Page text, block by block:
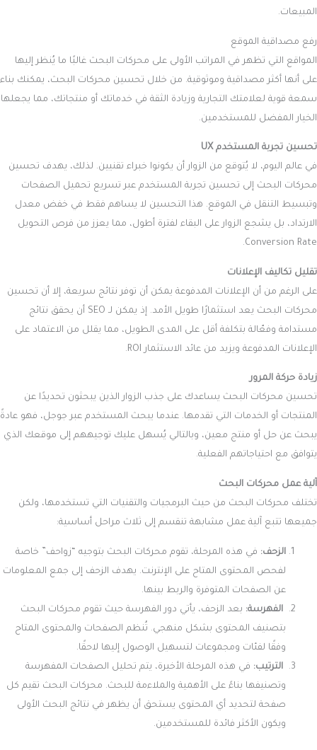
المبيعات.
رفع مصداقية الموقع
المواقع التي تظهر في المراتب الأولى على محركات البحث غالبًا ما يُنظر إليها
على أنها أكثر مصداقية وموثوقية. من خلال تحسين محركات البحث، يمكنك بناء
سمعة قوية لعلامتك التجارية وزيادة الثقة في خدماتك أو منتجاتك، مما يجعلها
الخيار المفضل للمستخدمين.
تحسين تجربة المستخدم UX
في عالم اليوم، لا يُتوقع من الزوار أن يكونوا خبراء تقنيين. لذلك، يهدف تحسين
محركات البحث إلى تحسين تجربة المستخدم عبر تسريع تحميل الصفحات
وتبسيط التنقل في الموقع. هذا التحسين لا يساهم فقط في خفض معدل
الارتداد، بل يشجع الزوار على البقاء لفترة أطول، مما يعزز من فرص التحويل
Conversion Rate.
تقليل تكاليف الإعلانات
على الرغم من أن الإعلانات المدفوعة يمكن أن توفر نتائج سريعة، إلا أن تحسين
محركات البحث يعد استثمارًا طويل الأمد. إذ يمكن لـ SEO أن يحقق نتائج
مستدامة وفعّالة بتكلفة أقل على المدى الطويل، مما يقلل من الاعتماد على
الإعلانات المدفوعة ويزيد من عائد الاستثمار ROI.
زيادة حركة المرور
تحسين محركات البحث يساعدك على جذب الزوار الذين يبحثون تحديدًا عن
المنتجات أو الخدمات التي تقدمها. عندما يبحث المستخدم عبر جوجل، فهو عادةً
يبحث عن حل أو منتج معين، وبالتالي يُسهل عليك توجيههم إلى موقعك الذي
يتوافق مع احتياجاتهم الفعلية.
آلية عمل محركات البحث
تختلف محركات البحث من حيث البرمجيات والتقنيات التي تستخدمها، ولكن
جميعها تتبع آلية عمل مشابهة تنقسم إلى ثلاث مراحل أساسية:
الزحف: في هذه المرحلة، تقوم محركات البحث بتوجيه “زواحف” خاصة
لفحص المحتوى المتاح على الإنترنت. يهدف الزحف إلى جمع المعلومات
عن الصفحات المتوفرة والربط بينها.
الفهرسة: بعد الزحف، يأتي دور الفهرسة حيث تقوم محركات البحث
بتصنيف المحتوى بشكل منهجي. تُنظم الصفحات والمحتوى المتاح
وفقًا لفئات ومجموعات لتسهيل الوصول إليها لاحقًا.
الترتيب: في هذه المرحلة الأخيرة، يتم تحليل الصفحات المفهرسة
وتصنيفها بناءً على الأهمية والملاءمة للبحث. محركات البحث تقيم كل
صفحة لتحديد أي المحتوى يستحق أن يظهر في نتائج البحث الأولى
ويكون الأكثر فائدة للمستخدمين.